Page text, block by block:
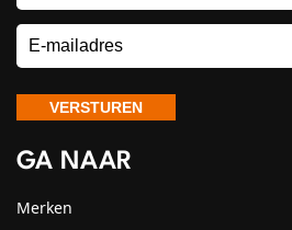
GA NAAR
Merken